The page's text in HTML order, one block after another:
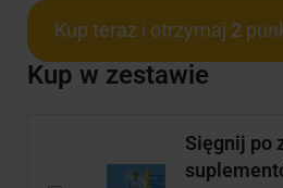
Kup teraz i otrzymaj 2
Kup w zestawie
Sięgnij po